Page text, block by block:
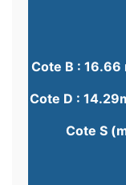
Cote B :
Cote D :
Cote S